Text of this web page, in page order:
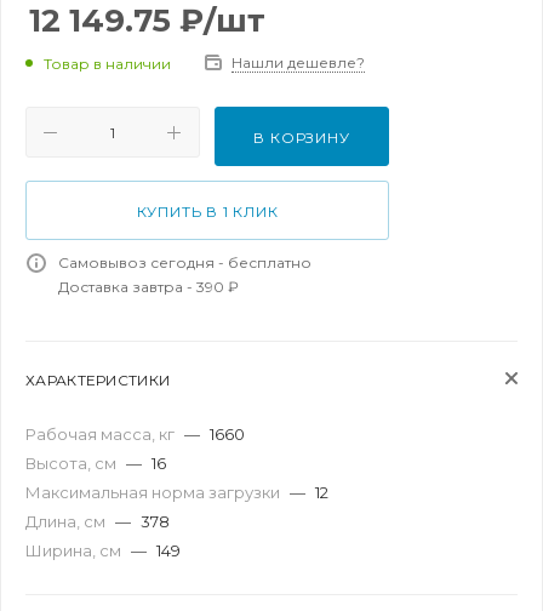
12 149.75 ₽/шт
Товар в наличии Нашли дешевле?
В КОРЗИНУ
КУПИТЬ В 1 КЛИК
Самовывоз сегодня - бесплатно
Доставка завтра - 390 ₽
ХАРАКТЕРИСТИКИ
Рабочая масса, кг — 1660
Высота, см — 16
Максимальная норма загрузки — 12
Длина, см — 378
Ширина, см — 149